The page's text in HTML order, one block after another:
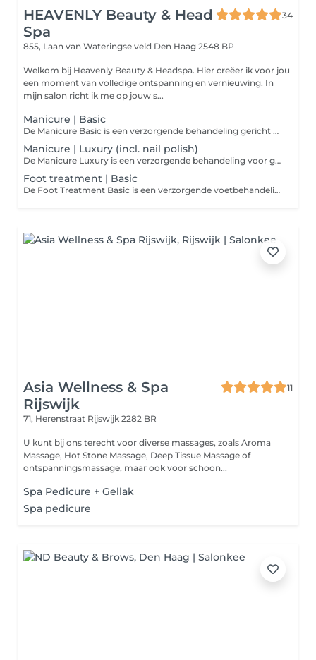
HEAVENLY Beauty & Head
Spa
34
855, Laan van Wateringse veld Den Haag 2548 BP
Welkom bij Heavenly Beauty & Headspa. Hier creëer ik voor jou
een moment van volledige ontspanning en vernieuwing. In
mijn salon richt ik me op jouw s...
Manicure | Basic
De Manicure Basic is een verzorgende behandeling gericht op het herstellen en onderhouden van de natuurlijke nagels en nagelriemen. Tijdens deze behandeling worden de nagels in model gevijld, de nagelriemen verzorgd en droge huid rondom de nagels netjes verwijderd. Vervolgens worden de handen ingesmeerd met een voedende crème voor een zachte, verzorgde finish. Let op: deze behandeling bevat geen Gellack of andere nagelcoatings.
Manicure | Luxury (incl. nail polish)
De Manicure Luxury is een verzorgende behandeling voor gezonde, natuurlijke nagels en nagelriemen. De nagels worden in model gevijld, nagelriemen verzorgd en overtollige huid rond de nagels verwijderd. Daarna volgt een kleur naar keuze: traditionele nagellak of langdurige Gellack. De behandeling sluit af met een voedende handcrème voor een zachte, verzorgde finish. Perfect voor mooi verzorgde, stralende nagels.
Foot treatment | Basic
De Foot Treatment Basic is een verzorgende voetbehandeling gericht op het onderhouden van de huid en nagels van de voeten. Tijdens deze behandeling worden de teennagels in model gevijld, nagelriemen verzorgd en lichte eeltzones zacht behandeld. De behandeling wordt afgesloten met een hydraterende voetcrème, voor frisse, zachte en verzorgde voeten. Let op: deze behandeling bevat geen nagellak of Gellack.
Asia Wellness & Spa
Rijswijk
11
71, Herenstraat Rijswijk 2282 BR
U kunt bij ons terecht voor diverse massages, zoals Aroma
Massage, Hot Stone Massage, Deep Tissue Massage of
ontspanningsmassage, maar ook voor schoon...
Spa Pedicure + Gellak
Spa pedicure